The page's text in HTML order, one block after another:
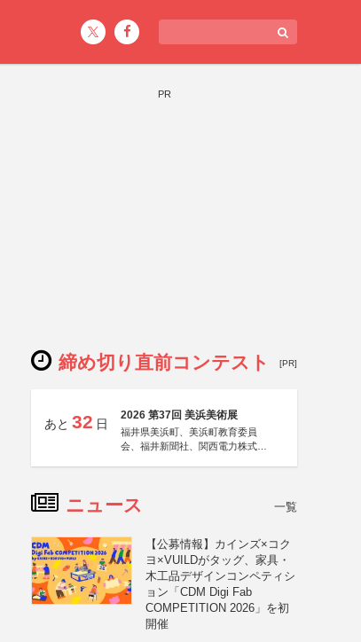
PR
締め切り直前コンテスト [PR]
あと 32 日
2026 第37回 美浜美術展
福井県美浜町、美浜町教育委員
会、福井新聞社、関西電力株式会
ニュース 一覧
【公募情報】カインズ×コク
ヨ×VUILDがタッグ、家具・
木工品デザインコンペティシ
ョン「CDM Digi Fab
COMPETITION 2026」を初
開催